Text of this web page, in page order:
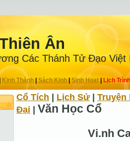
Ân
Các Thánh Tử Ðạo Việt
Kinh Thánh Sách Kinh|Sinh Hoạt| Lịch Trình
Cổ Tích Lịch Sử
Truyện
Ðại
Văn Học Cổ
Vi.nh